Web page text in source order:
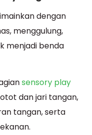
dengan
menggulung,
menjadi benda
sensory play
dan jari tangan,
tangan, serta